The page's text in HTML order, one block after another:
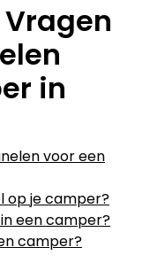
in
voor een
op je camper?
een camper?
camper?